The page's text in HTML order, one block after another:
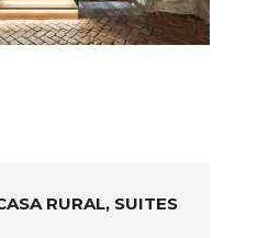
RURAL, SUITES